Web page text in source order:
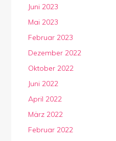
Juni 2023
Mai 2023
Februar 2023
Dezember 2022
Oktober 2022
Juni 2022
April 2022
März 2022
Februar 2022